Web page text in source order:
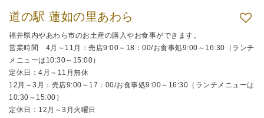
道の駅 蓮如の里あわら
福井県内やあわら市のお土産の購入やお食事ができます。
営業時間 4月～11月：売店9:00～18：00/お食事処9:00～16:30（ランチ
メニューは10:30～15:00）
定休日：4月～11月無休
12月～3月：売店9:00～17：00/お食事処9:00～16:30（ランチメニューは
10:30～15:00）
定休日：12月～3月火曜日